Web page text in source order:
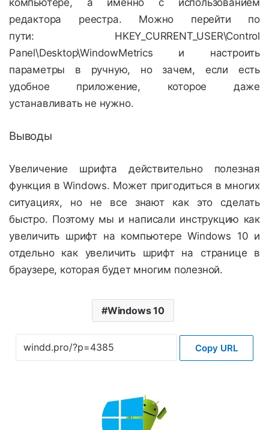
компьютере, а именно с использованием
редактора реестра. Можно перейти по
пути: HKEY_CURRENT_USER\Control
Panel\Desktop\WindowMetrics и настроить
параметры в ручную, но зачем, если есть
удобное приложение, которое даже
устанавливать не нужно.
Выводы
Увеличение шрифта действительно полезная
функция в Windows. Может пригодиться в многих
ситуациях, но не все знают как это сделать
быстро. Поэтому мы и написали инструкцию как
увеличить шрифт на компьютере Windows 10 и
отдельно как увеличить шрифт на странице в
браузере, которая будет многим полезной.
Windows 10
Copy URL